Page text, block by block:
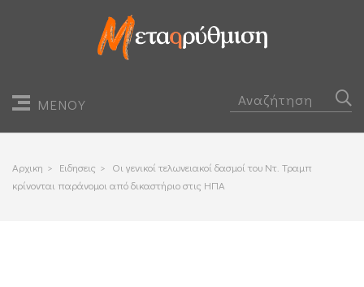
ΜΕΝΟΥ
Αρχικη > Ειδησεις > Οι γενικοί τελωνειακοί δασμοί του Ντ. Τραμπ
κρίνονται παράνομοι από δικαστήριο στις ΗΠΑ